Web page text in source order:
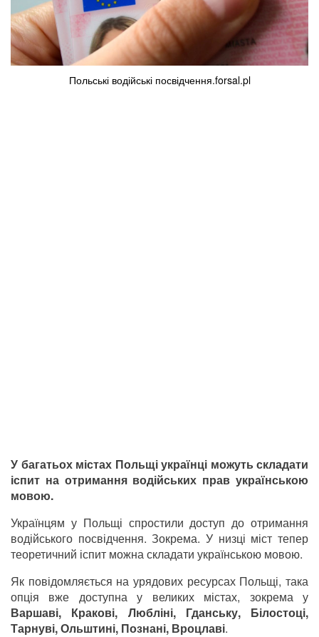
Польські водійські посвідчення.forsal.pl
У багатьох містах Польщі українці можуть складати
іспит на отримання водійських прав українською
мовою.
Українцям у Польщі спростили доступ до отримання
водійського посвідчення. Зокрема. У низці міст тепер
теоретичний іспит можна складати українською мовою.
Як повідомляється на урядових ресурсах Польщі, така
опція вже доступна у великих містах, зокрема у
Варшаві, Кракові, Любліні, Гданську, Білостоці,
Тарнуві, Ольштині, Познані, Вроцлаві.